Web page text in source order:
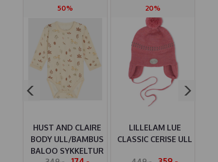
50%
HUST AND CLAIRE
BODY ULL/BAMBUS
BALOO SYKKELTUR
20%
LILLELAM LUE
CLASSIC CERISE ULL